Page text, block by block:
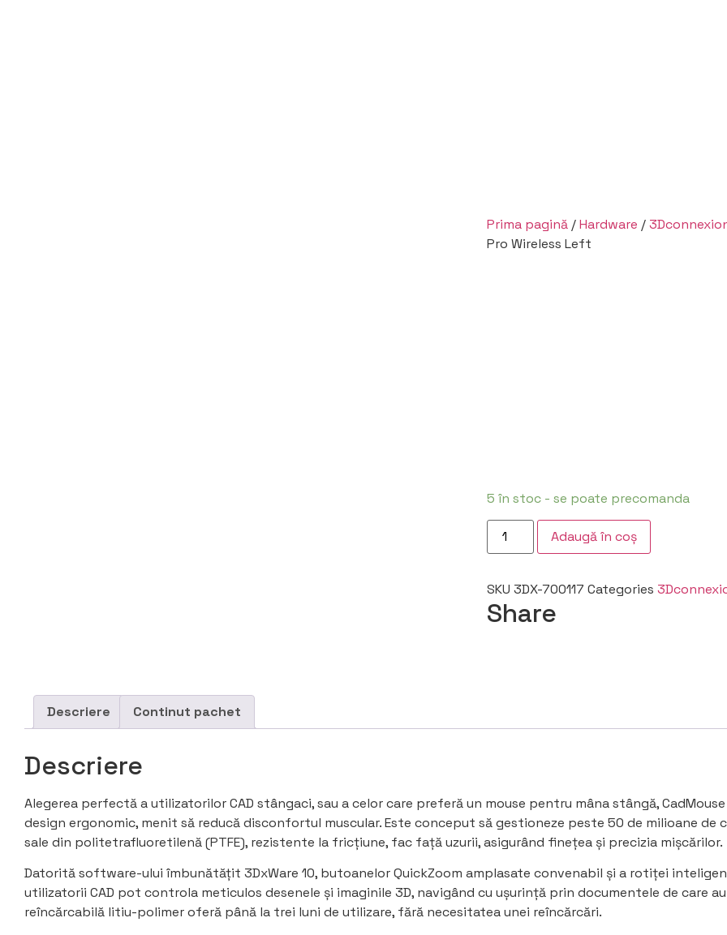
Prima pagină /Hardware /
Pro Wireless Left
5 în stoc - se poate precomanda
Adaugă în coș
SKU 3DX-700117 Categories
Share
Descriere Continut pachet
Descriere
Alegerea perfectă a utilizatorilor CAD stângaci, sau a celor care preferă un mouse pentru mâna stângă,
design ergonomic, menit să reducă disconfortul muscular. Este conceput să gestioneze peste 50 de milioane de
sale din politetrafluoretilenă (PTFE), rezistente la fricțiune, fac față uzurii, asigurând finețea și precizia mișcărilor.
Datorită software-ului îmbunătățit 3DxWare 10, butoanelor QuickZoom amplasate convenabil și a rotiței
utilizatorii CAD pot controla meticulos desenele și imaginile 3D, navigând cu ușurință prin documentele de care
reîncărcabilă litiu-polimer oferă până la trei luni de utilizare, fără necesitatea unei reîncărcări.